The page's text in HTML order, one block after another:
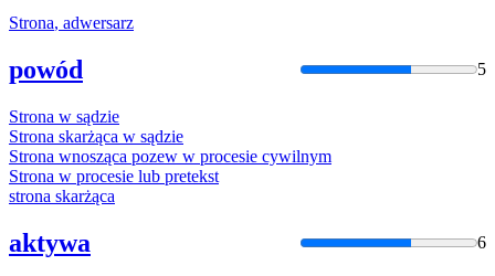
Strona, adwersarz
powód 5
Strona w sądzie
Strona skarżąca w sądzie
Strona wnosząca pozew w procesie cywilnym
Strona w procesie lub pretekst
strona skarżąca
aktywa 6